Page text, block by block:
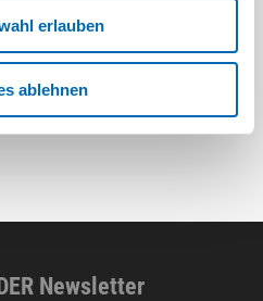
erlauben
ablehnen
Newsletter